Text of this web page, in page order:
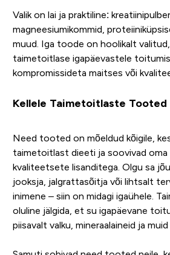
Valik on lai ja praktiline: kreatiinipulber,
magneesiumikommid,
muud. Iga toode on hoolikalt
taimetoitlase igapäevastele
kompromissideta maitses või
Kellele Taimetoitlaste Tooted
Need tooted on mõeldud kõigile,
taimetoitlast dieeti ja soovivad
kvaliteetsete lisanditega. Olgu sa
jooksja, jalgrattasõitja või lihtsalt
inimene – siin on midagi igaühele.
oluline jälgida, et su igapäevane
piisavalt valku, mineraalaineid ja